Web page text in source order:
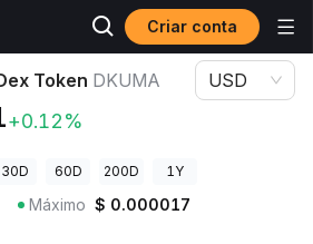
Criar conta
Preço de KumaDex Token DKUMA
Token DKUMA
+0.12%
USD
30D 60D 200D 1Y
Máximo $ 0.000017